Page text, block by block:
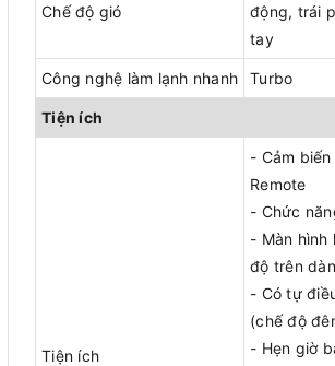
Chế độ gió
động, trái
tay
Công nghệ làm lạnh nhanh Turbo
Tiện ích
Tiện ích
- Cảm
Remote
- Chức
- Màn hình
độ trên
- Có tự
(chế độ
- Hẹn giờ